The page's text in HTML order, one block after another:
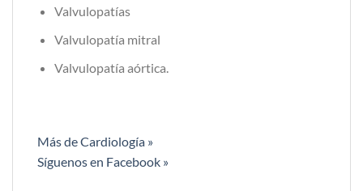
Valvulopatías
Valvulopatía mitral
Valvulopatía aórtica.
Más de Cardiología »
Síguenos en Facebook »